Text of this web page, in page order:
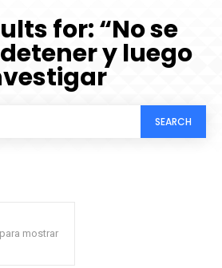
for:“No se
y luego
SEARCH
mostrar